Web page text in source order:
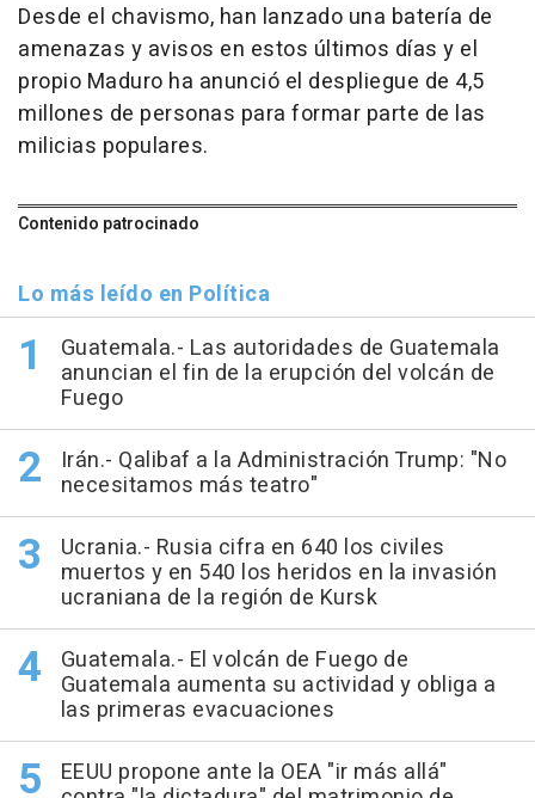
Desde el chavismo, han lanzado una batería de
amenazas y avisos en estos últimos días y el
propio Maduro ha anunció el despliegue de 4,5
millones de personas para formar parte de las
milicias populares.
Contenido patrocinado
Lo más leído en Política
Guatemala.- Las autoridades de Guatemala
anuncian el fin de la erupción del volcán de
Fuego
Irán.- Qalibaf a la Administración Trump: "No
necesitamos más teatro"
Ucrania.- Rusia cifra en 640 los civiles
muertos y en 540 los heridos en la invasión
ucraniana de la región de Kursk
Guatemala.- El volcán de Fuego de
Guatemala aumenta su actividad y obliga a
las primeras evacuaciones
EEUU propone ante la OEA "ir más allá"